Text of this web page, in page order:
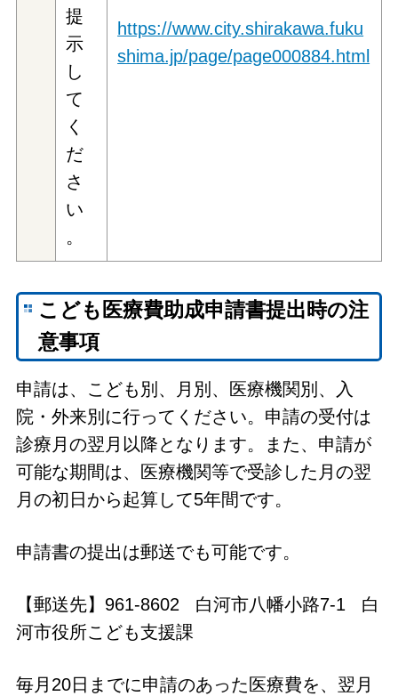
提
示
し
て
く
だ
さ
い
。
https://www.city.shirakawa.fuku
shima.jp/page/page000884.html
こども医療費助成申請書提出時の注
意事項
申請は、こども別、月別、医療機関別、入
院・外来別に行ってください。申請の受付は
診療月の翌月以降となります。また、申請が
可能な期間は、医療機関等で受診した月の翌
月の初日から起算して5年間です。
申請書の提出は郵送でも可能です。
【郵送先】961-8602 白河市八幡小路7-1 白
河市役所こども支援課
毎月20日までに申請のあった医療費を、翌月